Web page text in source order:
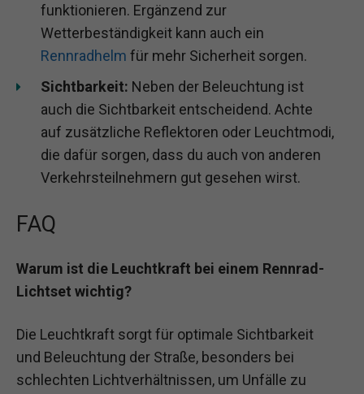
funktionieren. Ergänzend zur
Wetterbeständigkeit kann auch ein
Rennradhelm für mehr Sicherheit sorgen.
Sichtbarkeit: Neben der Beleuchtung ist
auch die Sichtbarkeit entscheidend. Achte
auf zusätzliche Reflektoren oder Leuchtmodi,
die dafür sorgen, dass du auch von anderen
Verkehrsteilnehmern gut gesehen wirst.
FAQ
Warum ist die Leuchtkraft bei einem Rennrad-
Lichtset wichtig?
Die Leuchtkraft sorgt für optimale Sichtbarkeit
und Beleuchtung der Straße, besonders bei
schlechten Lichtverhältnissen, um Unfälle zu